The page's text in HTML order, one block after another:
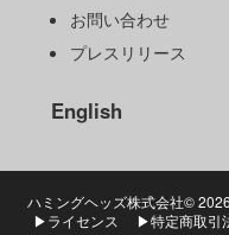
お問い合わせ
プレスリリース
English
ハミングヘッズ株式会社©
▶ライセンス
▶特定商取引